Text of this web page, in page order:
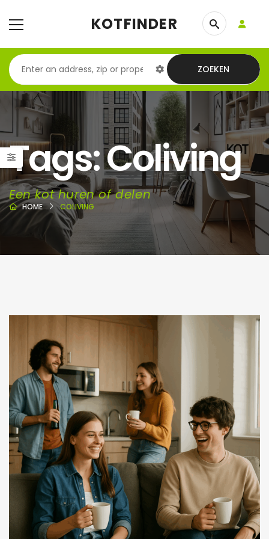
KOTFINDER
ZOEKEN
Tags: Coliving
Een kot huren of delen
HOME COLIVING